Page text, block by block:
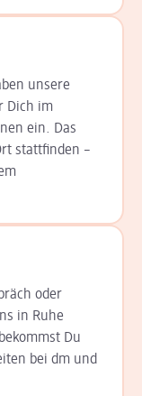
unsere
Dich im
ein. Das
statt­finden –
oder
in Ruhe
Du
bei dm und